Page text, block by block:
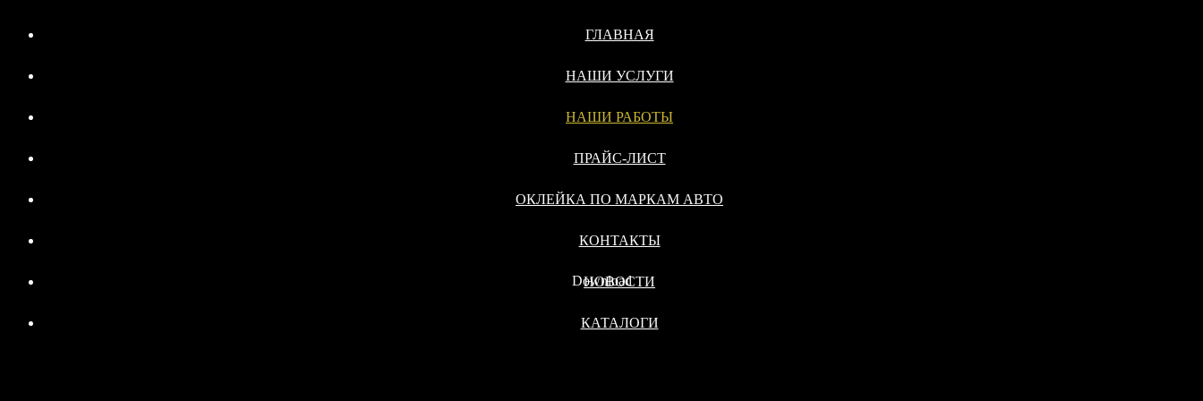
ГЛАВНАЯ
НАШИ УСЛУГИ
НАШИ РАБОТЫ
ПРАЙС-ЛИСТ
ОКЛЕЙКА ПО МАРКАМ АВТО
КОНТАКТЫ
НОВОСТИ
КАТАЛОГИ
Download